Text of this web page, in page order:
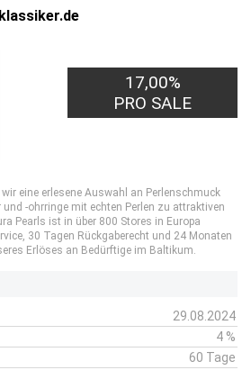
17,00%
PRO SALE
eine erlesene Auswahl an Perlenschmuck
und -ohrringe mit echten Perlen zu attraktiven
Pearls ist in über 800 Stores in Europa
30 Tagen Rückgaberecht und 24 Monaten
Erlöses an Bedürftige im Baltikum.
29.08.2024
4 %
60 Tage